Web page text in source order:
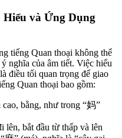
và Ứng Dụng
tiếng Quan thoại không thể
nghĩa của âm tiết. Việc hiểu
điều tối quan trọng để giao
Quan thoại bao gồm:
cao, bằng, như trong “妈”
lên, bắt đầu từ thấp và lên